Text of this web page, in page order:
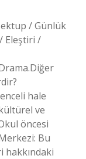
/ Günlük
Eleştiri /
hale
ve
öncesi
Bu
hakkındaki